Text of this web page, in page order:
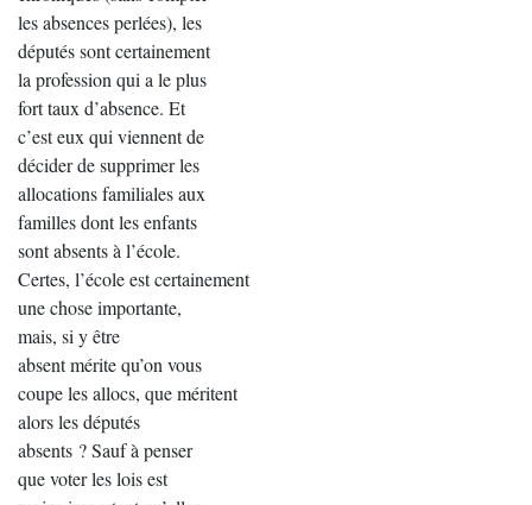
les absences perlées), les
députés sont certainement
la profession qui a le plus
fort taux d’absence. Et
c’est eux qui viennent de
décider de supprimer les
allocations familiales aux
familles dont les enfants
sont absents à l’école.
Certes, l’école est certainement
une chose importante,
mais, si y être
absent mérite qu’on vous
coupe les allocs, que méritent
alors les députés
absents ? Sauf à penser
que voter les lois est